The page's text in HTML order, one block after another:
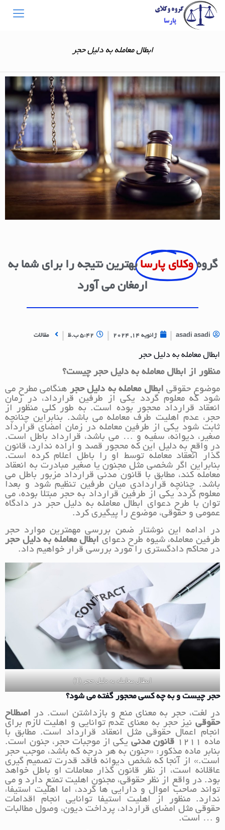
ابطال معامله به دلیل حجر
گروه وکلای پارسا بهترین نتیجه را برای شما به
ارمغان می آورد
asadi asadi ژانویه 14, 2024 5:42 ب.ظ مقالات
ابطال معامله به دلیل حجر
منظور از ابطال معامله به دلیل حجر چیست؟
موضوع حقوقی ابطال معامله به دلیل حجر هنگامی مطرح می
شود که معلوم گردد یکی از طرفین قرارداد، در زمان
انعقاد قرارداد محجور بوده است. به طور کلی منظور از
حجر، عدم اهلیت طرف معامله می باشد. بنابراین چنانچه
ثابت شود یکی از طرفین معامله در زمان امضای قرارداد
صغیر، دیوانه، سفیه و … می باشد، قرارداد باطل است.
در واقع به دلیل این که محجور قصد و اراده ندارد، قانون
گذار انعقاد معامله توسط او را باطل اعلام کرده است.
بنابراین اگر شخصی مثل مجنون یا صغیر مبادرت به انعقاد
معامله کند، مطابق با قانون مدنی قرارداد مزبور باطل می
باشد. چنانچه قراردادی میان طرفین تنظیم شود و بعداً
معلوم گردد یکی از طرفین قرارداد به حجر مبتلا بوده، می
توان با طرح دعوای ابطال معامله به دلیل حجر در دادگاه
عمومی و حقوقی، موضوع را پیگیری کرد.
در ادامه این نوشتار ضمن بررسی مهمترین موارد حجر
طرفین معامله، شیوه طرح دعوای ابطال معامله به دلیل حجر
در محاکم دادگستری را مورد بررسی قرار خواهیم داد.
ابطال معامله به دلیل حجر (1)
حجر چیست و به چه کسی محجور گفته می شود؟
در لغت، حجر به معنای منع و بازداشتن است. در اصطلاح
حقوقی نیز حجر به معنای عدم توانایی و اهلیت لازم برای
انجام اعمال حقوقی مثل انعقاد قرارداد است. مطابق با
ماده 1211
قانون مدنییکی از موجبات حجر، جنون است.
بنابر ماده مذکور: «جنون به هر درجه که باشد، موجب حجر
است.» از آنجا که شخص دیوانه فاقد قدرت تصمیم گیری
عاقلانه است، از نظر قانون گذار معاملات او باطل خواهد
بود. در واقع از نظر حقوقی، مجنون اهلیت تمتع دارد و می
تواند صاحب اموال و دارایی ها گردد، اما اهلیت استیفاء
ندارد. منظور از اهلیت استیفا توانایی انجام اقدامات
حقوقی مثل امضای قرارداد، پرداخت دیون، وصول مطالبات
و … است.